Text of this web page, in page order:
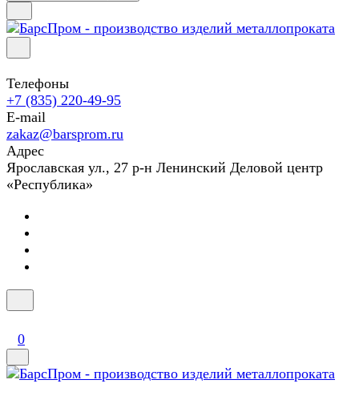
Телефоны
+7 (835) 220-49-95
E-mail
zakaz@barsprom.ru
Адрес
Ярославская ул., 27 р-н Ленинский Деловой центр
«Республика»
0